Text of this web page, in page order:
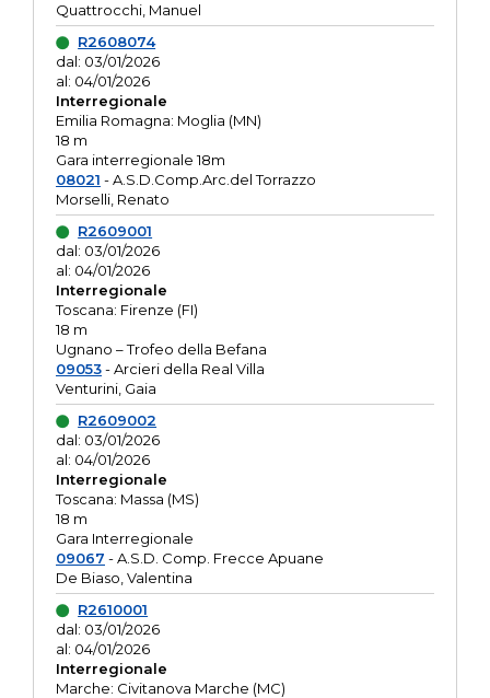
Quattrocchi, Manuel
R2608074
dal: 03/01/2026
al: 04/01/2026
Interregionale
Emilia Romagna: Moglia (MN)
18 m
Gara interregionale 18m
08021 - A.S.D.Comp.Arc.del Torrazzo
Morselli, Renato
R2609001
dal: 03/01/2026
al: 04/01/2026
Interregionale
Toscana: Firenze (FI)
18 m
Ugnano – Trofeo della Befana
09053- Arcieri della Real Villa
Venturini, Gaia
R2609002
dal: 03/01/2026
al: 04/01/2026
Interregionale
Toscana: Massa (MS)
18 m
Gara Interregionale
09067 - A.S.D. Comp. Frecce Apuane
De Biaso, Valentina
R2610001
dal: 03/01/2026
al: 04/01/2026
Interregionale
Marche: Civitanova Marche (MC)